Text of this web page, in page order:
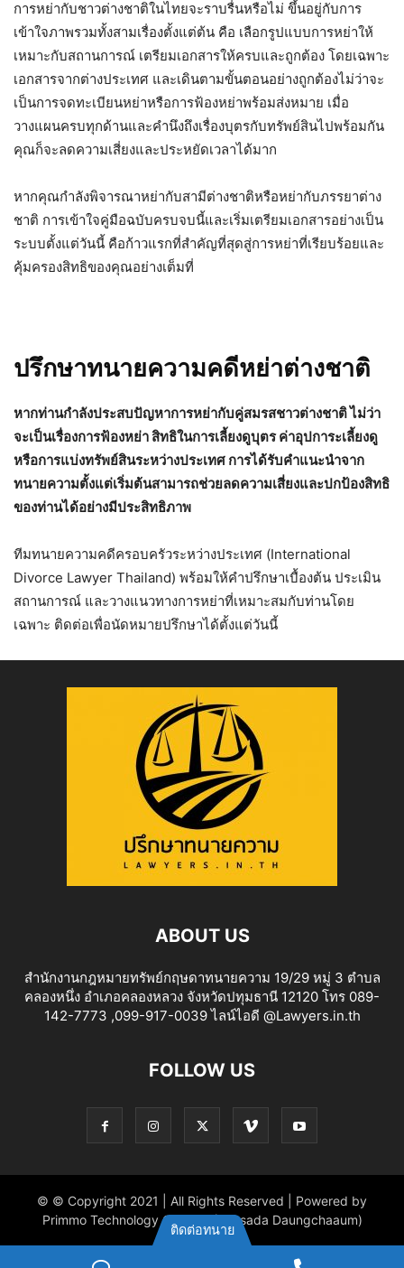
การหย่ากับชาวต่างชาติในไทยจะราบรื่นหรือไม่ ขึ้นอยู่กับการ
เข้าใจภาพรวมทั้งสามเรื่องตั้งแต่ต้น คือ เลือกรูปแบบการหย่าให้
เหมาะกับสถานการณ์ เตรียมเอกสารให้ครบและถูกต้อง โดยเฉพาะ
เอกสารจากต่างประเทศ และเดินตามขั้นตอนอย่างถูกต้องไม่ว่าจะ
เป็นการจดทะเบียนหย่าหรือการฟ้องหย่าพร้อมส่งหมาย เมื่อ
วางแผนครบทุกด้านและคำนึงถึงเรื่องบุตรกับทรัพย์สินไปพร้อมกัน
คุณก็จะลดความเสี่ยงและประหยัดเวลาได้มาก
หากคุณกำลังพิจารณาหย่ากับสามีต่างชาติหรือหย่ากับภรรยาต่าง
ชาติ การเข้าใจคู่มือฉบับครบจบนี้และเริ่มเตรียมเอกสารอย่างเป็น
ระบบตั้งแต่วันนี้ คือก้าวแรกที่สำคัญที่สุดสู่การหย่าที่เรียบร้อยและ
คุ้มครองสิทธิของคุณอย่างเต็มที่
ปรึกษาทนายความคดีหย่าต่างชาติ
หากท่านกำลังประสบปัญหาการหย่ากับคู่สมรสชาวต่างชาติ ไม่ว่า
จะเป็นเรื่องการฟ้องหย่า สิทธิในการเลี้ยงดูบุตร ค่าอุปการะเลี้ยงดู
หรือการแบ่งทรัพย์สินระหว่างประเทศ การได้รับคำแนะนำจาก
ทนายความตั้งแต่เริ่มต้นสามารถช่วยลดความเสี่ยงและปกป้องสิทธิ
ของท่านได้อย่างมีประสิทธิภาพ
ทีมทนายความคดีครอบครัวระหว่างประเทศ (International
Divorce Lawyer Thailand) พร้อมให้คำปรึกษาเบื้องต้น ประเมิน
สถานการณ์ และวางแนวทางการหย่าที่เหมาะสมกับท่านโดย
เฉพาะ ติดต่อเพื่อนัดหมายปรึกษาได้ตั้งแต่วันนี้
ABOUT US
สำนักงานกฎหมายทรัพย์กฤษดาทนายความ 19/29 หมู่ 3 ตำบล
คลองหนึ่ง อำเภอคลองหลวง จังหวัดปทุมธานี 12120 โทร 089-
142-7773 ,099-917-0039 ไลน์ไอดี @Lawyers.in.th
FOLLOW US
© © Copyright 2021 | All Rights Reserved | Powered by
Primmo Technology Co.,Ltd. (Khitsada Daungchaaum)
ติดต่อทนาย